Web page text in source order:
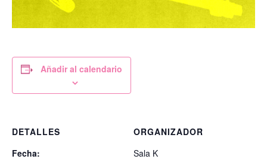
Añadir al calendario
DETALLES
Fecha:
ORGANIZADOR
Sala K